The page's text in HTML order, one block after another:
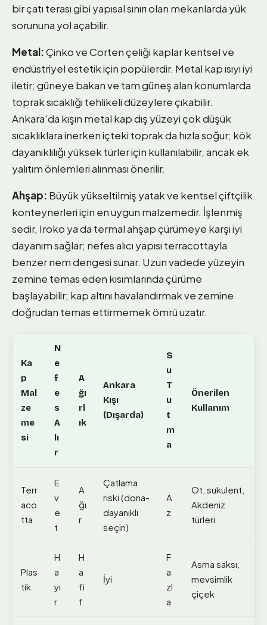
bir çatı terası gibi yapısal sınırı olan mekanlarda yük
sorununa yol açabilir.
Metal:Çinko ve Corten çeliği kaplar kentsel ve
endüstriyel estetik için popülerdir. Metal kap ısıyı iyi
iletir; güneye bakan ve tam güneş alan konumlarda
toprak sıcaklığı tehlikeli düzeylere çıkabilir.
Ankara'da kışın metal kap dış yüzeyi çok düşük
sıcaklıklara inerken içteki toprak da hızla soğur; kök
dayanıklılığı yüksek türler için kullanılabilir, ancak ek
yalıtım önlemleri alınması önerilir.
Ahşap: Büyük yükseltilmiş yatak ve kentsel çiftçilik
konteynerleri için en uygun malzemedir. İşlenmiş
sedir, Iroko ya da termal ahşap çürümeye karşı iyi
dayanım sağlar; nefes alıcı yapısı terracottayla
benzer nem dengesi sunar. Uzun vadede yüzeyin
zemine temas eden kısımlarında çürüme
başlayabilir; kap altını havalandırmak ve zemine
doğrudan temas ettirmemek ömrü uzatır.
Ka
p
Mal
ze
me
si
N
e
f
e
s
A
lı
r
A
ğı
rl
ık
Ankara
Kışı
(Dışarda)
S
u
T
u
t
m
a
Önerilen
Kullanım
Terr
aco
tta
E
v
e
t
A
ğı
r
Çatlama
riski (dona-
dayanıklı
seçin)
A
z
Ot, sukulent,
Akdeniz
türleri
Plas
tik
H
a
yı
r
H
a
fi
f
İyi
F
a
zl
a
Asma saksı,
mevsimlik
çiçek